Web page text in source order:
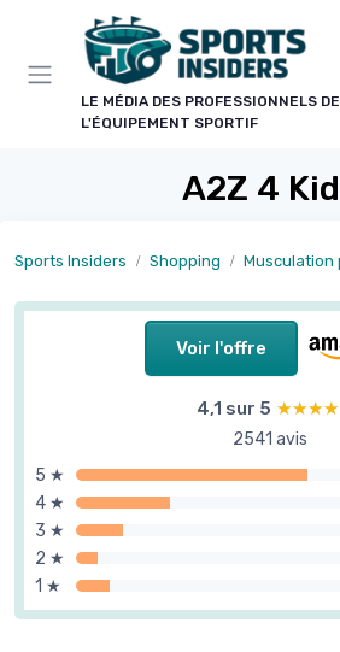
LE MÉDIA DES PROFESSIONNELS DE
L'ÉQUIPEMENT SPORTIF
A2Z 4
Sports Insiders Shopping Musculation
Voir l'offre
4,1 sur 5
2541 avis
5 ★
4 ★
3 ★
2 ★
1 ★
Panneau de gestion des cookies